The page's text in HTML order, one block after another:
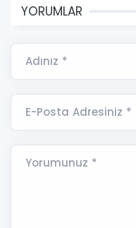
YORUMLAR
Adınız *
E-Posta Adresiniz *
Yorumunuz *